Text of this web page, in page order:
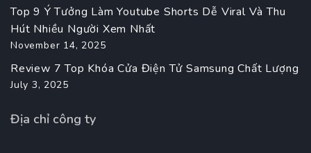
Top 9 Ý Tưởng Làm Youtube Shorts Dễ Viral Và Thu
Hút Nhiều Người Xem Nhất
November 14, 2025
Review 7 Top Khóa Cửa Điện Tử Samsung Chất Lượng
July 3, 2025
Địa chỉ công ty